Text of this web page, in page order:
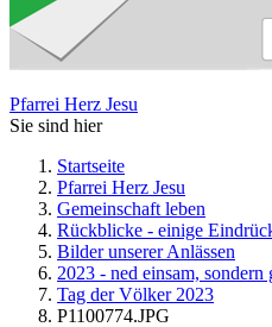
Pfarrei Herz Jesu
Sie sind hier
Startseite
Pfarrei Herz Jesu
Gemeinschaft leben
Rückblicke - einige
Bilder unserer Anlässen
2023 - ned einsam, sondern
Tag der Völker 2023
P1100774.JPG